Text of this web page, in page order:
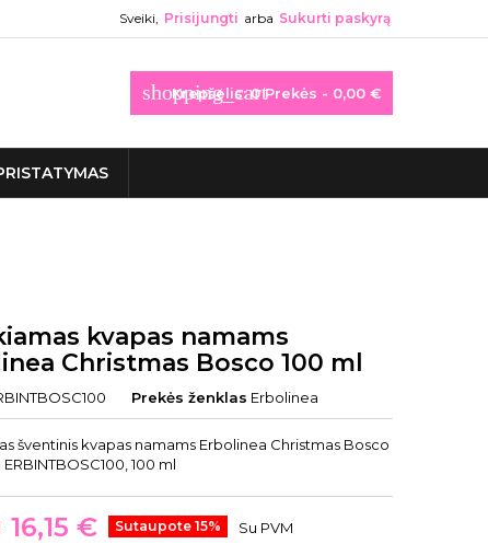
Sveiki, Prisijungti arba Sukurti paskyrą
shopping_cart
Krepšelis: 0Prekės - 0,00 €
kvapas namams
Christmas Bosco 100 ml
Prekės ženklas Erbolinea
šventinis kvapas namams Erbolinea Christmas Bosco
100 ml
16,15 € Sutaupote 15% Su PVM